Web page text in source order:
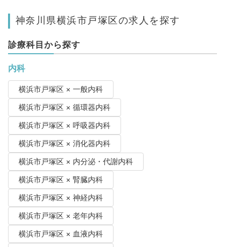
神奈川県横浜市戸塚区の求人を探す
診療科目から探す
内科
横浜市戸塚区 × 一般内科
横浜市戸塚区 × 循環器内科
横浜市戸塚区 × 呼吸器内科
横浜市戸塚区 × 消化器内科
横浜市戸塚区 × 内分泌・代謝内科
横浜市戸塚区 × 腎臓内科
横浜市戸塚区 × 神経内科
横浜市戸塚区 × 老年内科
横浜市戸塚区 × 血液内科